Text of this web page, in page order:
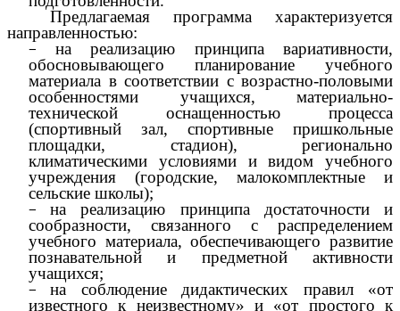
Предлагаемая программа характеризуется
направленностью:
на реализацию принципа вариативности,
обосновывающего планирование учебного
материала в соответствии с возрастно-половыми
особенностями учащихся, материально-
технической оснащенностью процесса
(спортивный зал, спортивные пришкольные
площадки, стадион), регионально
климатическими условиями и видом учебного
учреждения (городские, малокомплектные и
сельские школы);
на реализацию принципа достаточности и
сообразности, связанного с распределением
учебного материала, обеспечивающего развитие
познавательной и предметной активности
учащихся;
на соблюдение дидактических правил «от
известного к неизвестному» и «от простого к